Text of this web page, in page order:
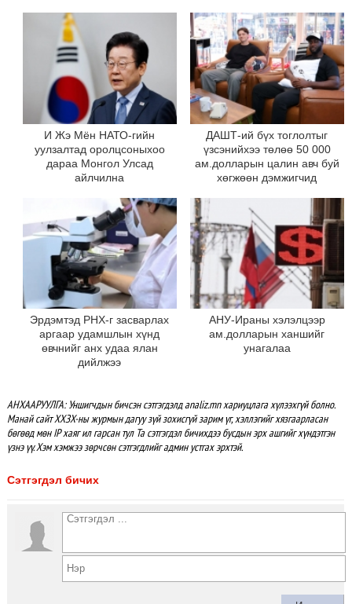
И Жэ Мён НАТО-гийн
уулзалтад оролцсоныхоо
дараа Монгол Улсад
айлчилна
ДАШТ-ий бүх тоглолтыг
үзсэнийхээ төлөө 50 000
ам.долларын цалин авч буй
хөгжөөн дэмжигчид
Эрдэмтэд РНХ-г засварлах
аргаар удамшлын хүнд
өвчнийг анх удаа ялан
дийлжээ
АНУ-Ираны хэлэлцээр
ам.долларын ханшийг
унагалаа
АНХААРУУЛГА: Уншигчдын бичсэн сэтгэгдэлд analiz.mn хариуцлага хүлээхгүй болно.
Манай сайт ХХЗХ-ны журмын дагуу зүй зохисгүй зарим үг, хэллэгийг хязгаарласан
бөгөөд мөн IP хаяг ил гарсан тул Та сэтгэгдэл бичихдээ бусдын эрх ашгийг хүндэтгэн
үзнэ үү. Хэм хэмжээ зөрчсөн сэтгэгдлийг админ устгах эрхтэй.
Сэтгэгдэл бичих